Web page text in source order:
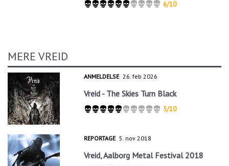
6/10
MERE VREID
ANMELDELSE 26. feb 2026
Vreid - The Skies Turn Black
5/10
REPORTAGE 5. nov 2018
Vreid, Aalborg Metal Festival 2018